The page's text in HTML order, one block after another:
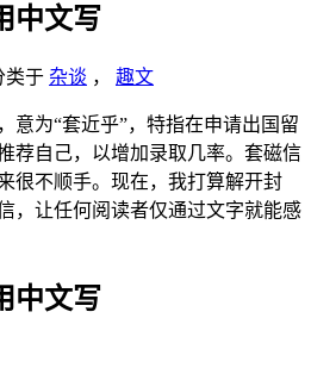
中文写
类于 杂谈 ， 趣文
意为“套近乎”，特指在申请出国留
荐自己，以增加录取几率。套磁信
很不顺手。现在，我打算解开封
，让任何阅读者仅通过文字就能感
中文写